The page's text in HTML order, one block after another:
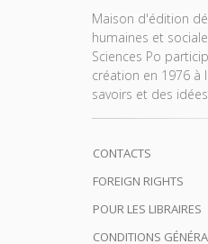
Maison d'édition
humaines et
Sciences Po
création en 1976 à
savoirs et des idées
CONTACTS
FOREIGN RIGHTS
POUR LES LIBRAIRES
CONDITIONS